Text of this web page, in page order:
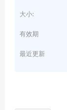
大小:
有效期
最近更新